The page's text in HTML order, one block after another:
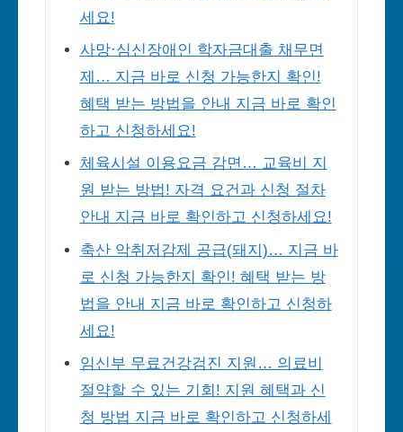
세요!
사망·심신장애인 학자금대출 채무면
제… 지금 바로 신청 가능한지 확인!
혜택 받는 방법을 안내 지금 바로 확인
하고 신청하세요!
체육시설 이용요금 감면… 교육비 지
원 받는 방법! 자격 요건과 신청 절차
안내 지금 바로 확인하고 신청하세요!
축산 악취저감제 공급(돼지)… 지금 바
로 신청 가능한지 확인! 혜택 받는 방
법을 안내 지금 바로 확인하고 신청하
세요!
임신부 무료건강검진 지원… 의료비
절약할 수 있는 기회! 지원 혜택과 신
청 방법 지금 바로 확인하고 신청하세